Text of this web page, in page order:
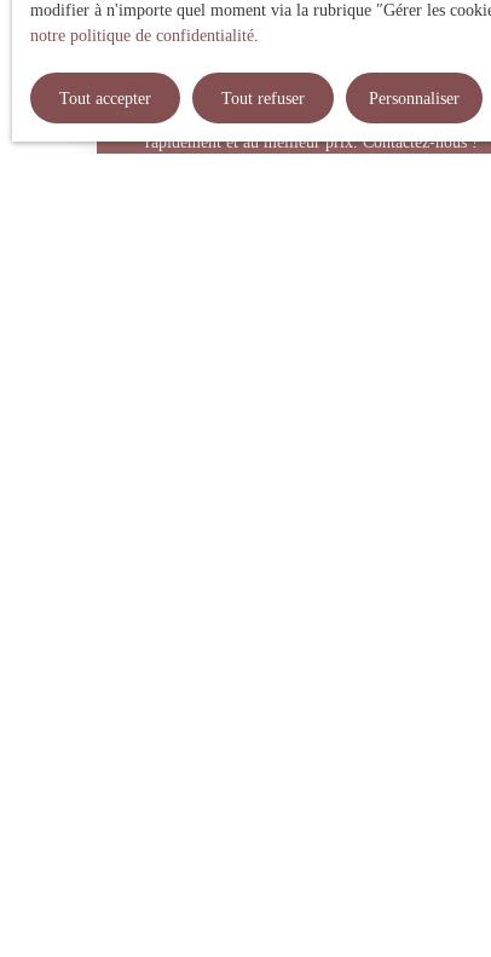
Estimez votre bien
Vous vendez votre bien immobilier ? Profitez
une expert local ! Nous vous fournissons un
rapidement et au meilleur prix. Contactez-nous !
modifier à n'importe quel moment via la rubrique ″Gérer les
notre politique de confidentialité.
Tout accepter Tout refuser Personnaliser